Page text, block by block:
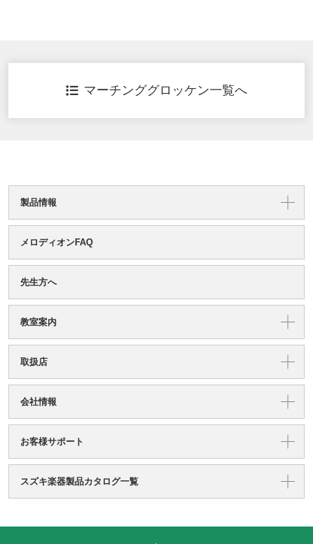
マーチンググロッケン一覧へ
製品情報
メロディオンFAQ
先生方へ
教室案内
取扱店
会社情報
お客様サポート
スズキ楽器製品カタログ一覧